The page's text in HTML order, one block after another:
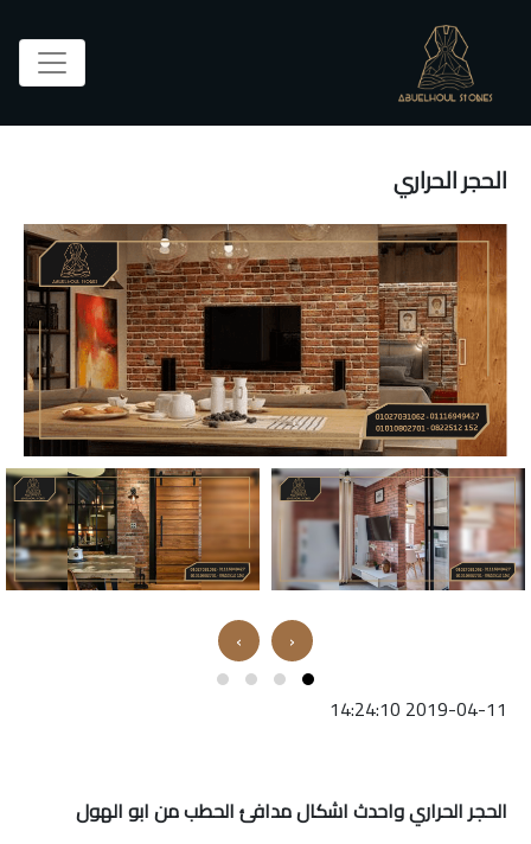
الحجر الحراري
‹
›
2019-04-11 14:24:10
الحجر الحراري واحدث اشكال مدافئ الحطب من ابو الهول